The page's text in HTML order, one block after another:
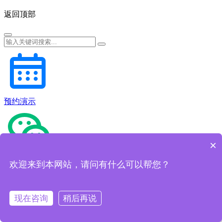
返回顶部
预约演示
微信咨询
×
欢迎来到本网站，请问有什么可以帮您？
现在咨询 稍后再说